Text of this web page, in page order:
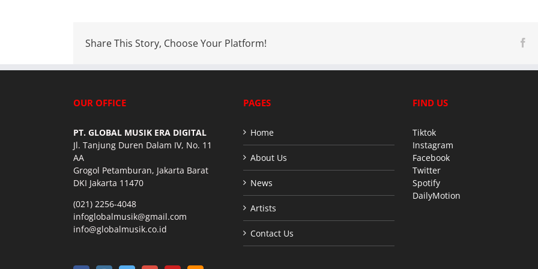
Share This Story, Choose Your Platform!
OUR OFFICE
PT. GLOBAL MUSIK ERA DIGITAL
Jl. Tanjung Duren Dalam IV, No. 11
AA
Grogol Petamburan, Jakarta Barat
DKI Jakarta 11470
(021) 2256-4048
infoglobalmusik@gmail.com
info@globalmusik.co.id
PAGES
Home
About Us
News
Artists
Contact Us
FIND US
Tiktok
Instagram
Facebook
Twitter
Spotify
DailyMotion